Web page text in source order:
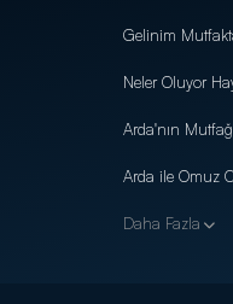
Gelinim
Neler Oluyor
Arda'nın
Arda ile Omuz
Daha Fazla